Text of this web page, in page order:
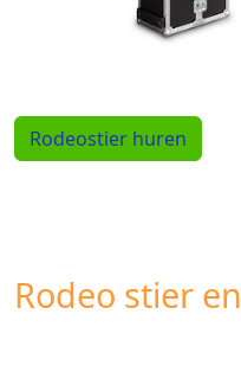
Rodeostier huren
Rodeo stier